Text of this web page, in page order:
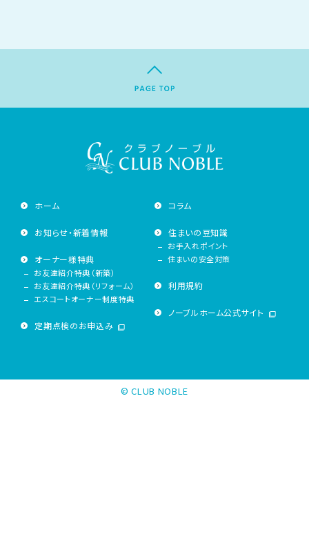
ホーム
お知らせ・新着情報
オーナー様特典
お友達紹介特典（新築）
お友達紹介特典（リフォーム）
エスコートオーナー制度特典
定期点検のお申込み
コラム
住まいの豆知識
お手入れポイント
住まいの安全対策
利用規約
ノーブルホーム公式サイト
© CLUB NOBLE